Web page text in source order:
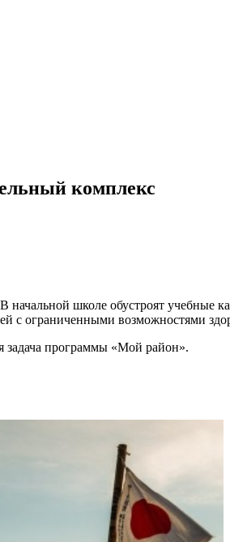
комплекс
школе обустроят учебные
с ограниченными возможностями
задача программы «Мой район».